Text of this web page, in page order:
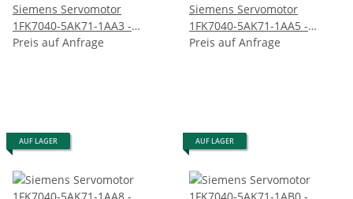
Siemens Servomotor
1FK7040-5AK71-1AA3 -
refurbished -12 Monate
Preis auf Anfrage
Siemens Servomotor
1FK7040-5AK71-1AA5 -
refurbished -12 Monate
Preis auf Anfrage
AUF LAGER AUF LAGER